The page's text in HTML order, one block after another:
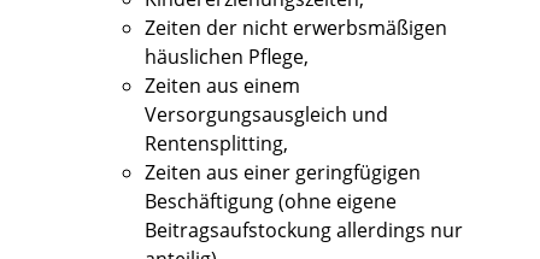
Zeiten der nicht erwerbsmäßigen
häuslichen Pflege,
Zeiten aus einem
Versorgungsausgleich und
Rentensplitting,
Zeiten aus einer geringfügigen
Beschäftigung(ohne eigene
Beitragsaufstockung allerdings nur